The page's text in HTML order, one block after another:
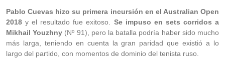
Pablo Cuevas hizo su primera incursión en el Australian Open
2018 y el resultado fue exitoso. Se impuso en sets corridos a
Mikhail Youzhny (Nº 91), pero la batalla podría haber sido mucho
más larga, teniendo en cuenta la gran paridad que existió a lo
largo del partido, con momentos de dominio del tenista ruso.